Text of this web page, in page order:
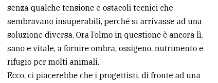
senza qualche tensione e ostacoli tecnici che
sembravano insuperabili, perché si arrivasse ad una
soluzione diversa. Ora l’olmo in questione è ancora lì,
sano e vitale, a fornire ombra, ossigeno, nutrimento e
rifugio per molti animali.
Ecco, ci piacerebbe che i progettisti, di fronte ad una